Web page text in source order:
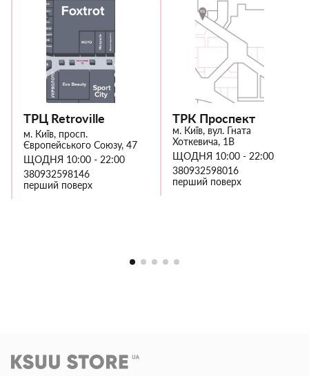
ТРЦ Retroville
м. Київ, просп.
Європейського Союзу, 47
ЩОДНЯ 10:00 - 22:00
380932598146
перший поверх
ТРК Проспект
м. Київ, вул. Гната
Хоткевича, 1В
ЩОДНЯ 10:00 - 22:00
380932598016
перший поверх